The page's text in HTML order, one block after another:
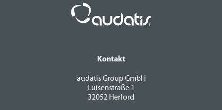
Kontakt
audatis Group GmbH
Luisenstraße 1
32052 Herford